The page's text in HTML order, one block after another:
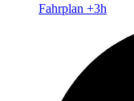
Fahrplan +3h